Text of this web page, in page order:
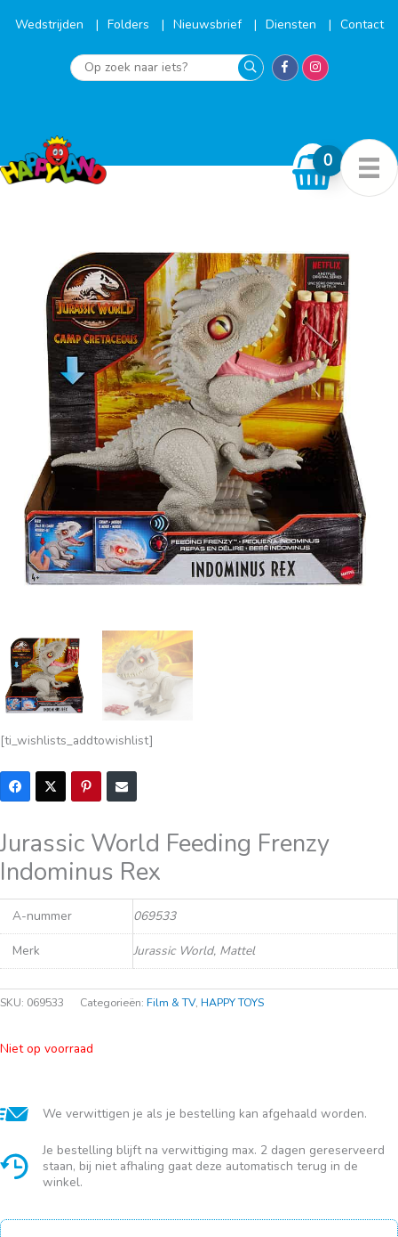
naarWedstrijden Folders Nieuwsbrief Diensten Contact
Op
[ti_wishlists_addtowishlist]
Jurassic World Feeding Frenzy
Indominus Rex
A-nummer 069533
Merk Jurassic World, Mattel
SKU: 069533 Categorieën: Film & TV, HAPPY TOYS
Niet op voorraad
We verwittigen je als je bestelling kan afgehaald worden.
Je bestelling blijft na verwittiging max. 2 dagen gereserveerd
staan, bij niet afhaling gaat deze automatisch terug in de
winkel.